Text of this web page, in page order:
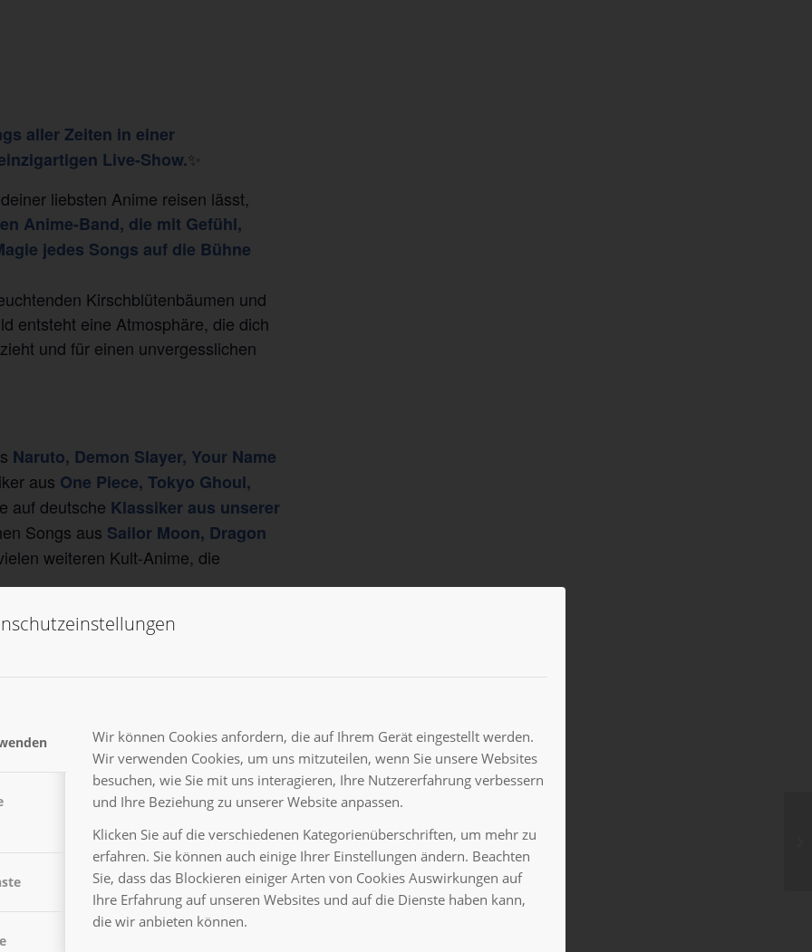
Wir können Cookies anfordern, die auf Ihrem Gerät eingestellt werden.
Wir verwenden Cookies, um uns mitzuteilen, wenn Sie unsere Websites
besuchen, wie Sie mit uns interagieren, Ihre Nutzererfahrung verbessern
und Ihre Beziehung zu unserer Website anpassen.
Klicken Sie auf die verschiedenen Kategorienüberschriften, um mehr zu
erfahren. Sie können auch einige Ihrer Einstellungen ändern. Beachten
Sie, dass das Blockieren einiger Arten von Cookies Auswirkungen auf
Ihre Erfahrung auf unseren Websites und auf die Dienste haben kann,
die wir anbieten können.
aller Zeiten in einer
Live-Show.✨
liebsten Anime reisen lässt,
Anime-Band, die mit Gefühl,
jedes Songs auf die Bühne
Kirschblütenbäumen und
entsteht eine Atmosphäre, die dich
und für einen unvergesslichen
Naruto, Demon Slayer, Your Name
aus One Piece, Tokyo Ghoul,
auf deutsche Klassiker aus unserer
Songs aus Sailor Moon, Dragon
weiteren Kult-Anime, die
Anime-Songs feiern,
erleben – von tief bewegenden
Fans.
und erlebe einen Abend, der die
6a2c3f17bced93cbbb5869a8?